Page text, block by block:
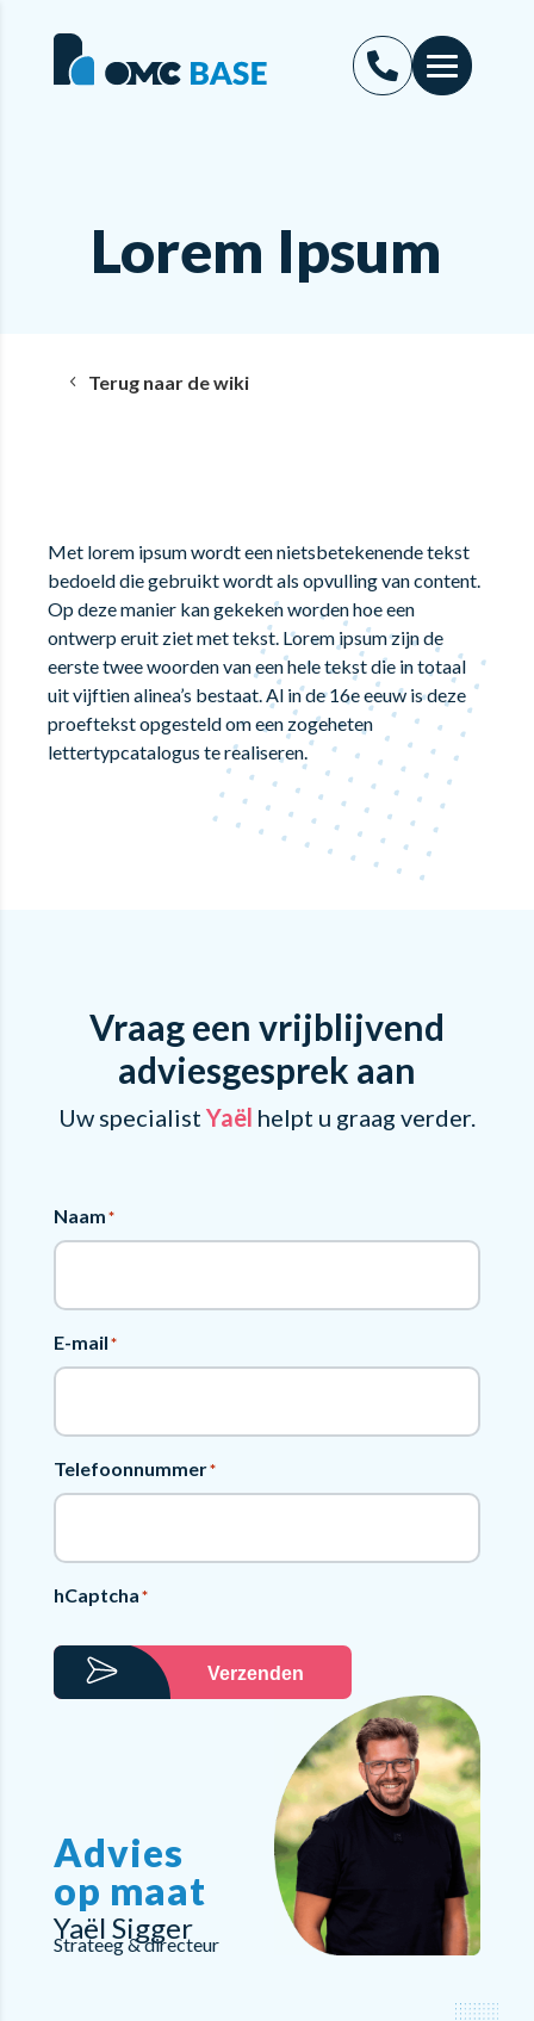
Lorem Ipsum
Terug naar de wiki
Met lorem ipsum wordt een nietsbetekenende tekst
bedoeld die gebruikt wordt als opvulling van content.
Op deze manier kan gekeken worden hoe een
ontwerp eruit ziet met tekst. Lorem ipsum zijn de
eerste twee woorden van een hele tekst die in totaal
uit vijftien alinea’s bestaat. Al in de 16e eeuw is deze
proeftekst opgesteld om een zogeheten
lettertypcatalogus te realiseren.
Vraag een vrijblijvend
adviesgesprek aan
Uw specialist Yaël helpt u graag verder.
Naam*
E-mail*
Telefoonnummer*
hCaptcha*
Verzenden
Advies
op maat
Yaël Sigger
Strateeg & directeur